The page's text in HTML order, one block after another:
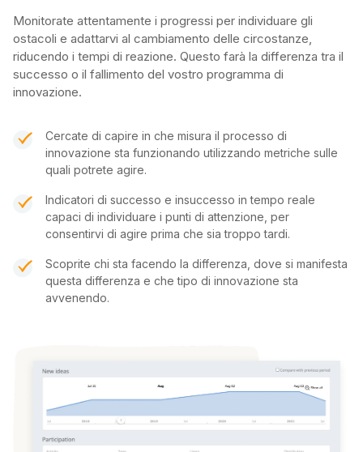
Monitorate attentamente i progressi per individuare gli
ostacoli e adattarvi al cambiamento delle circostanze,
riducendo i tempi di reazione. Questo farà la differenza tra il
successo o il fallimento del vostro programma di
innovazione.
Cercate di capire in che misura il processo di
innovazione sta funzionando utilizzando metriche sulle
quali potrete agire.
Indicatori di successo e insuccesso in tempo reale
capaci di individuare i punti di attenzione, per
consentirvi di agire prima che sia troppo tardi.
Scoprite chi sta facendo la differenza, dove si manifesta
questa differenza e che tipo di innovazione sta
avvenendo.